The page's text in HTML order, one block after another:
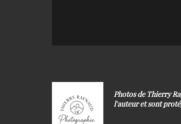
Photos de Thierry
l'auteur et sont